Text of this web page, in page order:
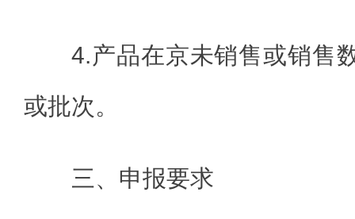
4.产品在京未销售或销售
或批次。
三、申报要求